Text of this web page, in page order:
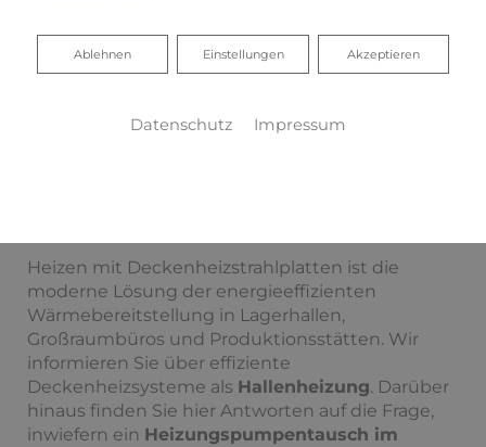
Heizungsanlagen für das
Gewerbe
Heizen mit Deckenheizstrahlplatten ist die
moderne Lösung der energieeffizienten
Wärmebereitstellung in Lagerhallen,
Großraumbüros und Produktionsstätten. Wir
informieren Sie über effiziente
Deckenheizsysteme als Hallenheizung. Darüber
hinaus finden Sie hier Antworten auf die Frage,
inwiefern ein Heizungspumpentausch im
Akzeptieren
Einstellungen
Ablehnen
Ablehnen
Datenschutz Impressum